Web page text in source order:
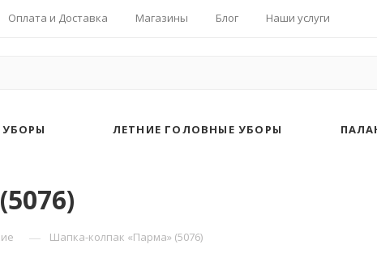
Оплата и Доставка Магазины Блог Наши услуги
ЛЕТНИЕ ГОЛОВНЫЕ УБОРЫ
— Шапка-колпак «Парма» (5076)